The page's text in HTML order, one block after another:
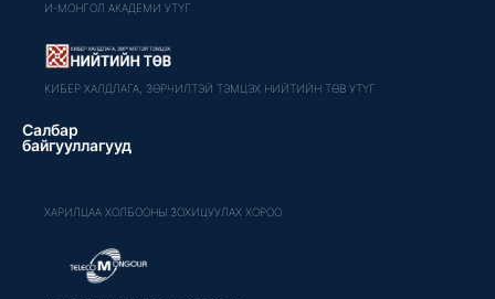
И-МОНГОЛ АКАДЕМИ УТҮГ
КИБЕР ХАЛДЛАГА, ЗӨРЧИЛТЭЙ ТЭМЦЭХ НИЙТИЙН ТӨВ УТҮГ
Салбар
байгууллагууд
ХАРИЛЦАА ХОЛБООНЫ ЗОХИЦУУЛАХ ХОРОО